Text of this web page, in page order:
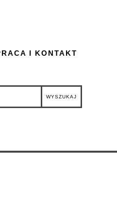
I KONTAKT